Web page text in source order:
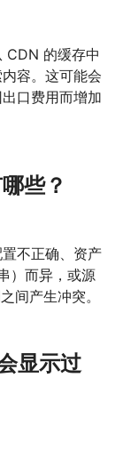
CDN 的缓存中
容。这可能会
口费用而增加
些？
不正确、资产
）而异，或源
间产生冲突。
显示过